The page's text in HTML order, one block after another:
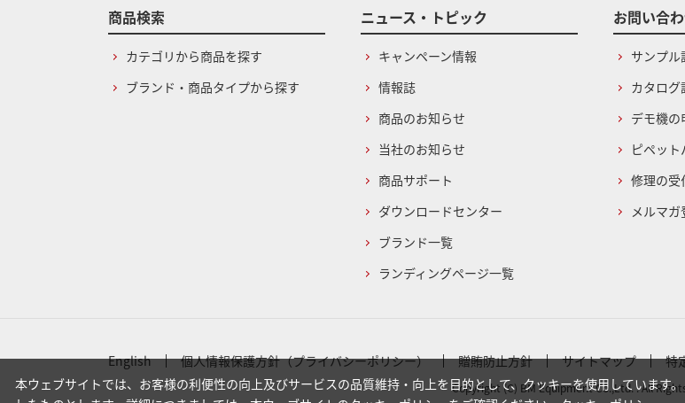
商品検索
カテゴリから商品を探す
ブランド・商品タイプから探す
ニュース・トピック
キャンペーン情報
情報誌
商品のお知らせ
当社のお知らせ
商品サポート
ダウンロードセンター
ブランド一覧
ランディングページ一覧
お問い合
サンプル
カタログ
デモ機の
ピペッ
修理の受
メルマガ
English 個人情報保護方針（プライバシーポリシー） 贈賄防止方針 サイトマップ 特
Copyright (C) BM Equipment Co.,Ltd. . All
本ウェブサイトでは、お客様の利便性の向上及びサービスの品質維持・向上を目的として、クッキーを使用しています